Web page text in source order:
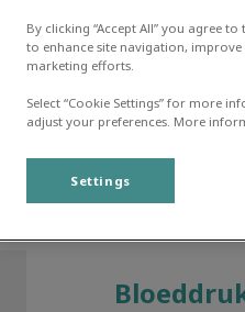
By clicking “Accept All” you agree
to enhance site navigation,
marketing efforts.
Select “Cookie Settings” for more
adjust your preferences. More
Settings